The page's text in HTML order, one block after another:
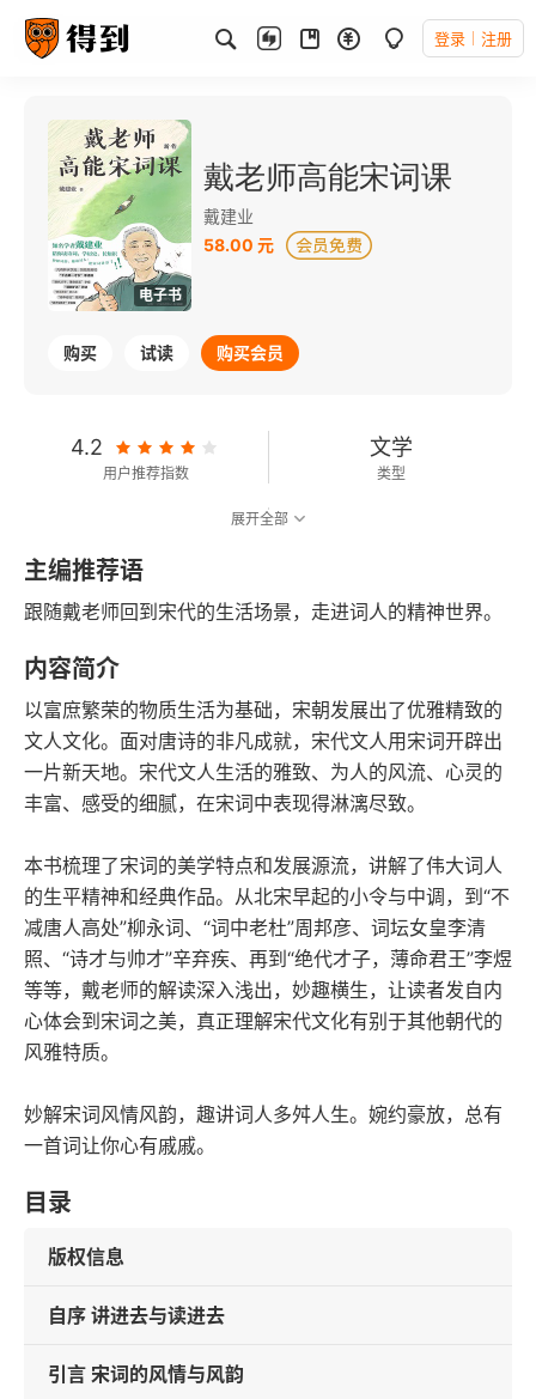
登录 注册
电子书
戴老师高能宋词课
戴建业
58.00 元
购买 试读 购买会员
4.2
用户推荐指数
文学
类型
144千字
字数
2024-11-01
发行日期
展开全部
主编推荐语
跟随戴老师回到宋代的生活场景，走进词人的精神世界。
内容简介
以富庶繁荣的物质生活为基础，宋朝发展出了优雅精致的
文人文化。面对唐诗的非凡成就，宋代文人用宋词开辟出
一片新天地。宋代文人生活的雅致、为人的风流、心灵的
丰富、感受的细腻，在宋词中表现得淋漓尽致。
本书梳理了宋词的美学特点和发展源流，讲解了伟大词人
的生平精神和经典作品。从北宋早起的小令与中调，到“不
减唐人高处”柳永词、“词中老杜”周邦彦、词坛女皇李清
照、“诗才与帅才”辛弃疾、再到“绝代才子，薄命君王”李煜
等等，戴老师的解读深入浅出，妙趣横生，让读者发自内
心体会到宋词之美，真正理解宋代文化有别于其他朝代的
风雅特质。
妙解宋词风情风韵，趣讲词人多舛人生。婉约豪放，总有
一首词让你心有戚戚。
目录
版权信息
自序 讲进去与读进去
引言 宋词的风情与风韵